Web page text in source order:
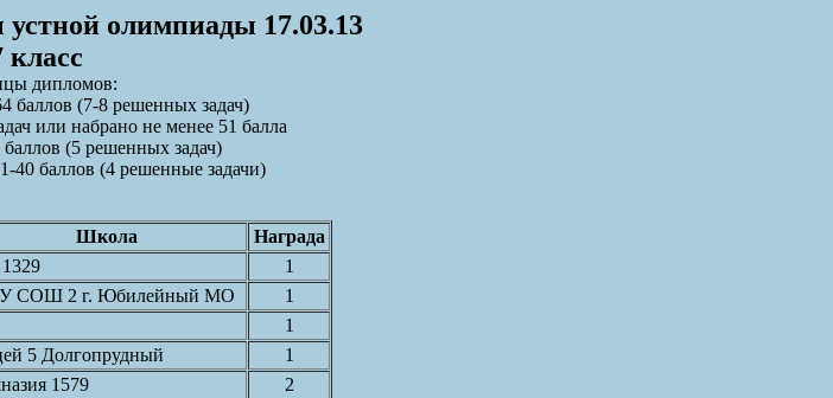
олимпиады 17.03.13
класс
дипломов:
баллов (7-8 решенных задач)
или набрано не менее 51 балла
(5 решенных задач)
40 баллов (4 решенные задачи)
Школа
Награда
1
СОШ 2 г. Юбилейный МО
1
1
5 Долгопрудный
1
1579
2